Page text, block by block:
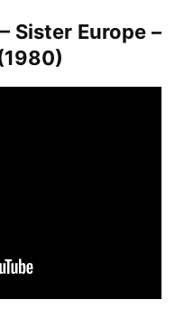
Sister Europe –